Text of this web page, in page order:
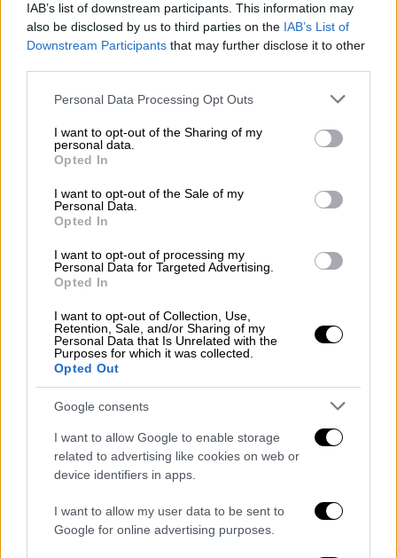
IAB’s list of downstream participants. This information may
also be disclosed by us to third parties on the IAB’s List of
Downstream Participants that may further disclose it to other
Please note that this website/app uses one or more Google
not limited to your visit or usage behaviour. You may click to
grant or deny consent to Google and its third-party tags to
use your data for below specified purposes in below Google
consent section.
Personal Data Processing Opt Outs
I want to opt-out of the Sharing of my
personal data.
Opted In
I want to opt-out of the Sale of my
Personal Data.
Opted In
I want to opt-out of processing my
Personal Data for Targeted Advertising.
Opted In
I want to opt-out of Collection, Use,
Retention, Sale, and/or Sharing of my
Personal Data that Is Unrelated with the
Purposes for which it was collected.
Opted Out
Google consents
I want to allow Google to enable storage
related to advertising like cookies on web or
device identifiers in apps.
I want to allow my user data to be sent to
Google for online advertising purposes.
Ελλάδα|11.04.2024 14:08
Πεδίον του Άρεως: «Έφοδος» του
ΣΔΟΕ μετά τις καταγγελίες για
αυτοσχέδια παζάρια
Οικονομία|02.10.2024 16:57
ΣΔΟΕ: Εντοπίστηκαν εταιρείες με
σοβαρές φορολογικές παραβάσεις -
Έκαναν λαθρεμπόριο
Και σημειώνουν: «Το έμπειρο ανθρώπινο
δυναμικό, οι αρμοδιότητες, τα αρχεία, τα
περιουσιακά στοιχεία και ο υλικοτεχνικός
εξοπλισμός του ΣΔΟΕ μεταφέρονται στην
ΑΑΔΕ. Η ενοποίηση τωνελεγκτικών
μηχανισμώνμε στόχο τον εντοπισμό της
διακίνησης "μαύρου" χρήματος του
οικονομικού εγκλήματος, τηςφοροδιαφυγής
και του λαθρεμπορίουείναι αυτονόητη
πράξη που έχει ως στόχο την ενίσχυση και
τη "θωράκιση" των ελέγχων,